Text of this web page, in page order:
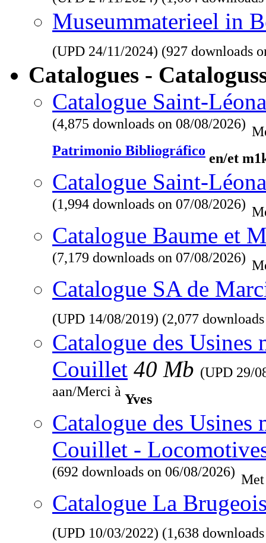
Museummaterieel in
(UPD 24/11/2024) (927 downloads
Catalogues -
Catalogue Saint-
(4,875 downloads on 08/08/2026)
Patrimonio Bibliográfico en/et
Catalogue Saint-
(1,994 downloads on 07/08/2026)
Catalogue Baume et
(7,179 downloads on 07/08/2026)
Catalogue SA de
(UPD 14/08/2019) (2,077
Catalogue des
Couillet 40 Mb (UPD 29/
aan/Merci à Yves
Catalogue des
Couillet -
(692 downloads on 06/08/2026)
Catalogue La
(UPD 10/03/2022) (1,638